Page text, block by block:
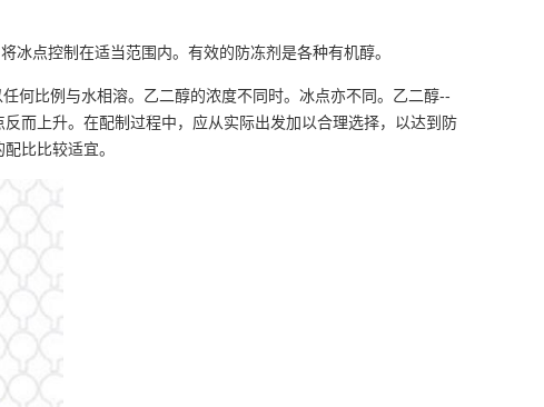
点控制在适当范围内。有效的防冻剂是各种有机醇。
何比例与水相溶。乙二醇的浓度不同时。冰点亦不同。乙二醇--
而上升。在配制过程中，应从实际出发加以合理选择，以达到防
比比较适宜。